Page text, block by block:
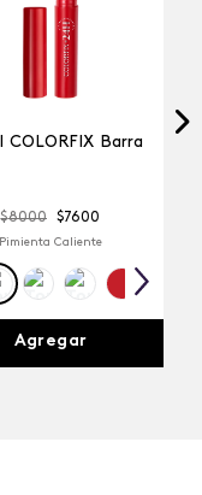
COLORFIX Barra
$8000 $7600
Pimienta Caliente
Agregar